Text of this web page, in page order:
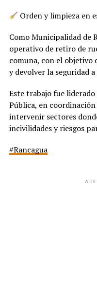
Orden y limpieza en
Como Municipalidad de
operativo de retiro de
comuna, con el objetivo
y devolver la seguridad
Este trabajo fue
Pública, en
intervenir sectores
incivilidades y riesgos
#Rancagua